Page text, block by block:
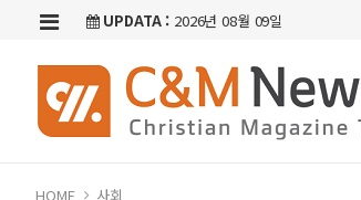
UPDATA : 2026년 08월 09일
HOME 사회